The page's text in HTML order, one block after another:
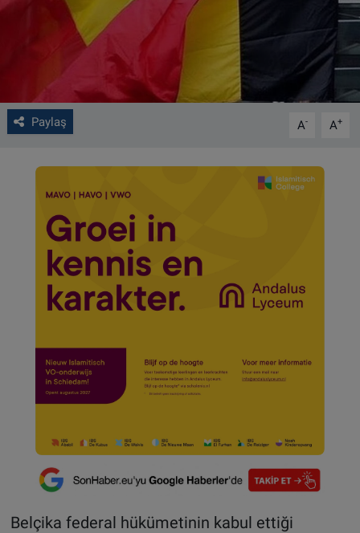
Paylaş A- A+
Belçika federal hükümetinin kabul ettiği
CONTACT